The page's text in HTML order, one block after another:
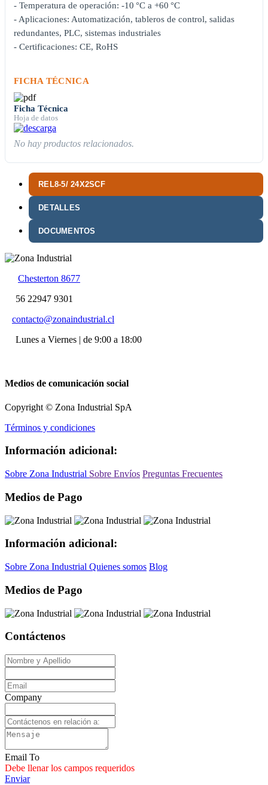
REL8-5/ 24X2SCF
DETALLES
DOCUMENTOS
- Temperatura de operación: -10 °C a +60 °C
- Aplicaciones: Automatización, tableros de control, salidas
redundantes, PLC, sistemas industriales
- Certificaciones: CE, RoHS
FICHA TÉCNICA
Ficha Técnica
Hoja de datos
No hay productos relacionados.
Chesterton 8677
56 22947 9301
contacto@zonaindustrial.cl
Lunes a Viernes | de 9:00 a 18:00
Medios de comunicación social
Copyright © Zona Industrial SpA
Términos y condiciones
Información adicional:
Sobre Zona Industrial Sobre Envíos Preguntas Frecuentes
Medios de Pago
Información adicional:
Sobre Zona Industrial Quienes somos Blog
Medios de Pago
Contáctenos
Company
Email To
Debe llenar los campos requeridos
Enviar